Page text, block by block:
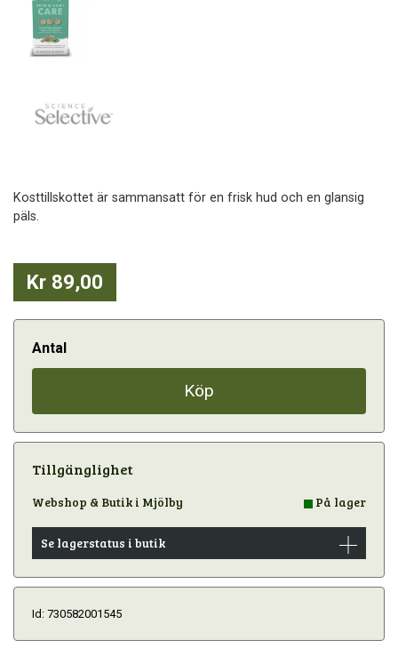
Kosttillskottet är sammansatt för en frisk hud och en glansig
päls.
Kr 89,00
Antal
Köp
Tillgänglighet
Webshop & Butik i Mjölby På lager
Se lagerstatus i butik
Id: 730582001545